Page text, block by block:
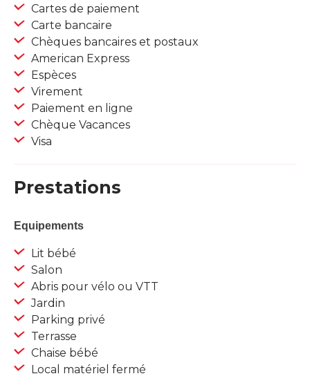
Cartes de paiement
Carte bancaire
Chèques bancaires et postaux
American Express
Espèces
Virement
Paiement en ligne
Chèque Vacances
Visa
Prestations
Equipements
Lit bébé
Salon
Abris pour vélo ou VTT
Jardin
Parking privé
Terrasse
Chaise bébé
Local matériel fermé